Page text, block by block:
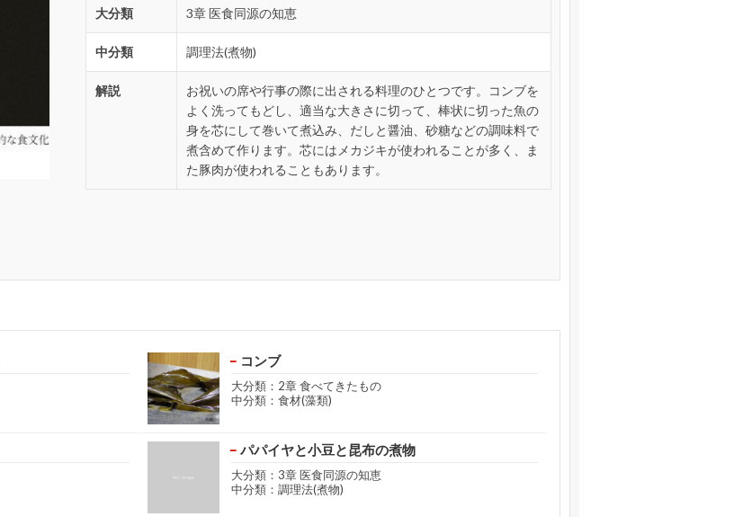
大分類 3章 医食同源の知恵
中分類 調理法(煮物)
解説
お祝いの席や行事の際に出される料理のひとつです。コンブを
よく洗ってもどし、適当な大きさに切って、棒状に切った魚の
身を芯にして巻いて煮込み、だしと醤油、砂糖などの調味料で
煮含めて作ります。芯にはメカジキが使われることが多く、ま
た豚肉が使われることもあります。
コンブ
大分類：2章 食べてきたもの
中分類：食材(藻類)
パパイヤと小豆と昆布の煮物
大分類：3章 医食同源の知恵
中分類：調理法(煮物)